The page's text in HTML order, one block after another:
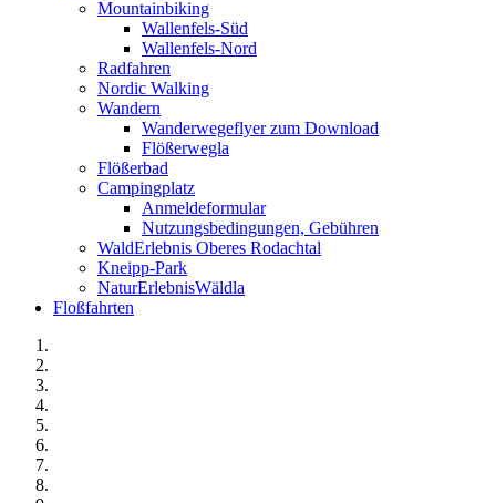
Mountainbiking
Wallenfels-Süd
Wallenfels-Nord
Radfahren
Nordic Walking
Wandern
Wanderwegeflyer zum Download
Flößerwegla
Flößerbad
Campingplatz
Anmeldeformular
Nutzungsbedingungen, Gebühren
WaldErlebnis Oberes Rodachtal
Kneipp-Park
NaturErlebnisWäldla
Floßfahrten